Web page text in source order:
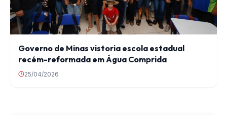
Governo de Minas vistoria escola estadual
recém-reformada em Água Comprida
25/04/2026